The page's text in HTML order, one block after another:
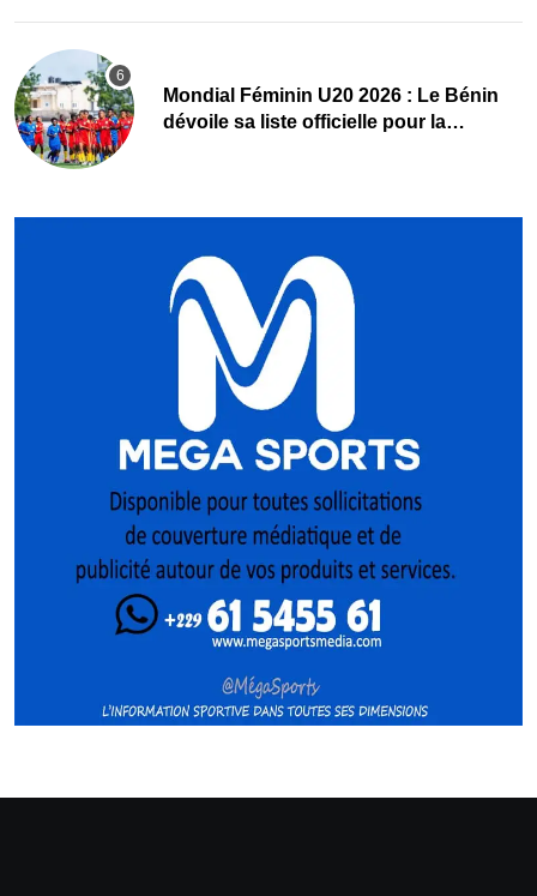
Mondial Féminin U20 2026 : Le Bénin
dévoile sa liste officielle pour la